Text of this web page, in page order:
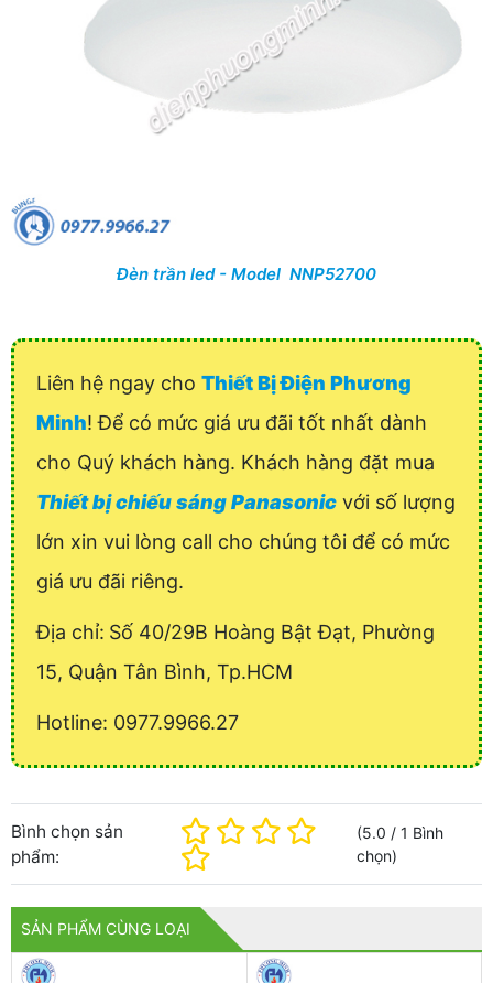
Đèn trần led - Model NNP52700
Liên hệ ngay cho Thiết Bị Điện Phương
Minh! Để có mức giá ưu đãi tốt nhất dành
cho Quý khách hàng. Khách hàng đặt mua
Thiết bị chiếu sáng Panasonic với số lượng
lớn xin vui lòng call cho chúng tôi để có mức
giá ưu đãi riêng.
Địa chỉ: Số 40/29B Hoàng Bật Đạt, Phường
15, Quận Tân Bình, Tp.HCM
Hotline: 0977.9966.27
Bình chọn sản
phẩm:
(5.0 /1 Bình
chọn)
SẢN PHẨM CÙNG LOẠI